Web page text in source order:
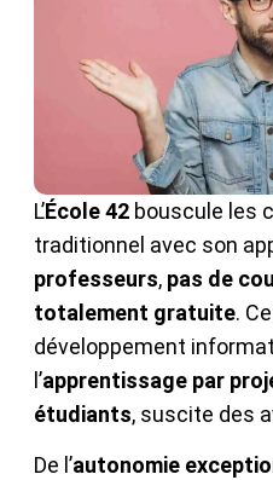
L’École 42 bouscule les
traditionnel avec son
professeurs, pas de
totalement gratuite.
développement
l’apprentissage par
étudiants, suscite des
De l’autonomie